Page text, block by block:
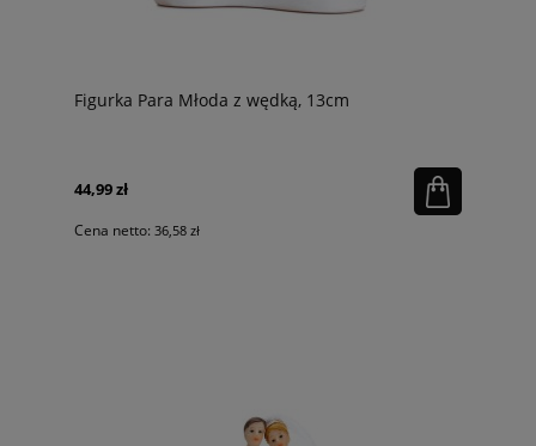
Figurka Para Młoda z wędką, 13cm
44,99 zł
Cena netto: 36,58 zł